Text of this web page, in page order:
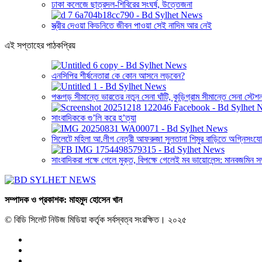
ঢাকা কলেজে ছাত্রদল-শিবিরের সংঘর্ষ, উত্তেজনা
স্ত্রীর দেওয়া কিডনিতে জীবন পাওয়া সেই নাদিম আর নেই
এই সপ্তাহের পাঠকপ্রিয়
এনসিপির শীর্ষনেতারা কে কোন আসনে লড়বেন?
পঞ্চগড় সীমান্তে ভারতের নতুন সেনা ঘাঁটি, কুড়িগ্রাম সীমান্তে সেনা
সাংবাদিককে গু’লি করে হ’ত্যা
সিলেটে মহিলা আ.লীগ নেত্রী আফরুজা সুলতানা শিমুর বাড়িতে
সাংবাদিকরা পক্ষে গেলে মুক্ত, বিপক্ষে গেলেই মব ভায়োলেন্স: মানবজমিন
সম্পাদক ও প্রকাশক: মাহমুদ হোসেন খান
© বিডি সিলেট নিউজ মিডিয়া কর্তৃক সর্বস্বত্ব সংরক্ষিত। ২০২৫